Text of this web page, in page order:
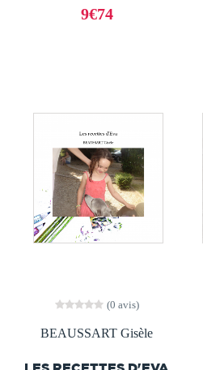
9€74
(0 avis)
BEAUSSART Gisèle